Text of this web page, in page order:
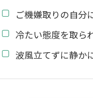
ご機嫌取りの自分
冷たい態度を取ら
波風立てずに静か